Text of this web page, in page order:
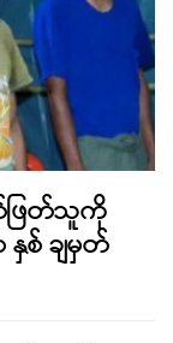
ဖြတ်သူကို
စ် ချမှတ်